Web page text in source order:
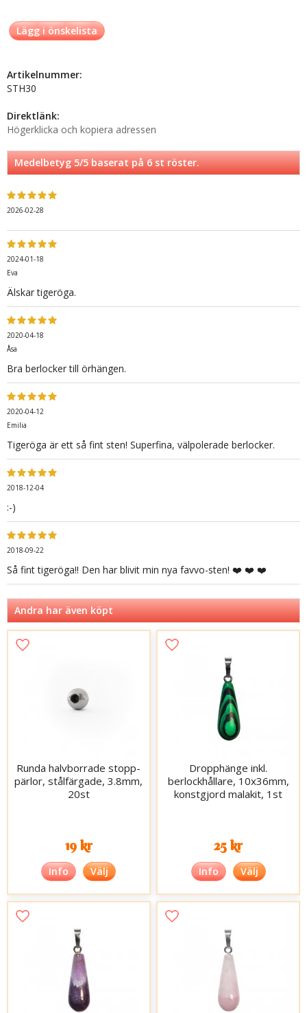
Lägg i önskelista
Artikelnummer:
STH30
Direktlänk:
Högerklicka och kopiera adressen
Medelbetyg5/5 baserat på6st röster.
2026-02-28
2024-01-18
Eva
Älskar tigeröga.
2020-04-18
Åsa
Bra berlocker till örhängen.
2020-04-12
Emilia
Tigeröga är ett så fint sten! Superfina, välpolerade berlocker.
2018-12-04
:-)
2018-09-22
Så fint tigeröga!! Den har blivit min nya favvo-sten! ❤️ ❤️ ❤️
Andra har även köpt
Runda halvborrade stopp-
pärlor, stålfärgade, 3.8mm,
20st
19 kr
Info Välj
Dropphänge inkl.
berlockhållare, 10x36mm,
konstgjord malakit, 1st
25 kr
Info Välj